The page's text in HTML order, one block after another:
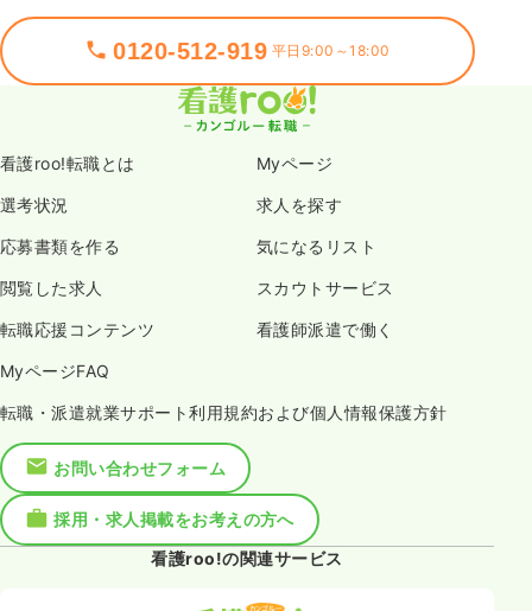
0120-512-919 平日9:00～18:00
看護roo!転職とは Myページ
選考状況 求人を探す
応募書類を作る 気になるリスト
閲覧した求人 スカウトサービス
転職応援コンテンツ 看護師派遣で働く
MyページFAQ
転職・派遣就業サポート利用規約および個人情報保護方針
お問い合わせフォーム
採用・求人掲載をお考えの方へ
看護roo!の関連サービス